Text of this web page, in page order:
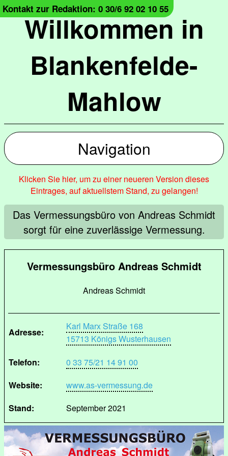
Willkommen in
Blankenfelde-
Mahlow
Kontakt zur Redaktion: 0 30/6 92 02 10 55
Navigation
Klicken Sie hier, um zu einer neueren Version dieses
Eintrages, auf aktuellstem Stand, zu gelangen!
Das Vermessungsbüro von Andreas Schmidt
sorgt für eine zuverlässige Vermessung.
Vermessungsbüro Andreas Schmidt
Andreas Schmidt
Adresse:
Karl Marx Straße 168
15713 Königs Wusterhausen
Telefon:
0 33 75/21 14 91 00
Website:
www.as-vermessung.de
Stand:
September 2021